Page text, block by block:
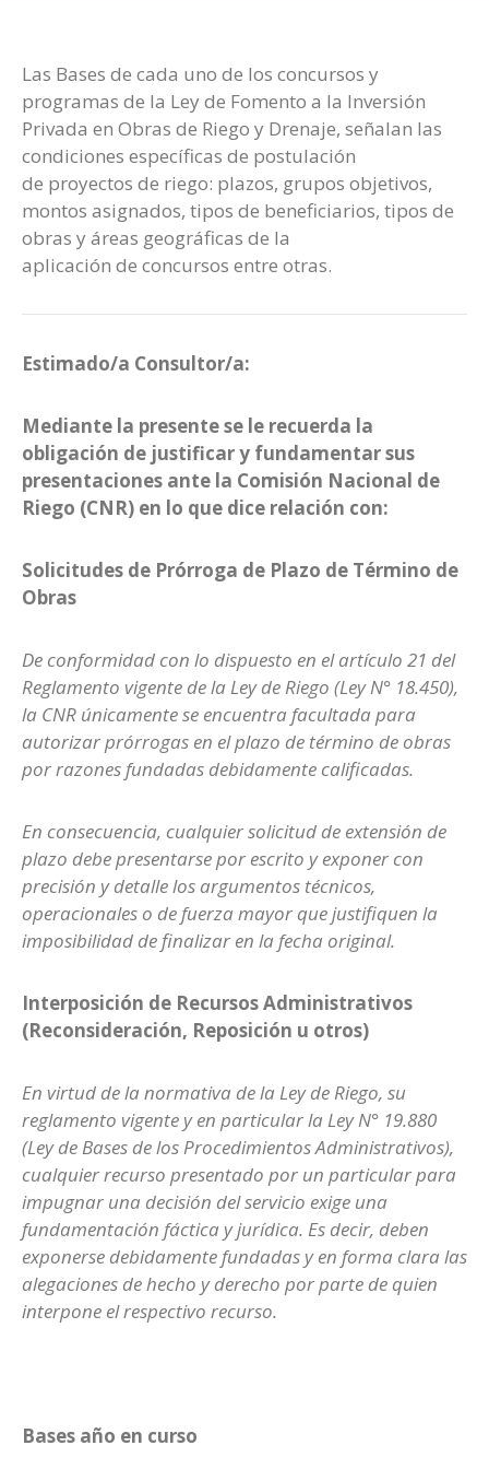
Las Bases de cada uno de los concursos y
programas de la Ley de Fomento a la Inversión
Privada en Obras de Riego y Drenaje, señalan las
condiciones específicas de postulación
de proyectos de riego: plazos, grupos objetivos,
montos asignados, tipos de beneficiarios, tipos de
obras y áreas geográficas de la
aplicación de concursos entre otras.
Estimado/a Consultor/a:
Mediante la presente se le recuerda la
obligación de justificar y fundamentar sus
presentaciones ante la Comisión Nacional de
Riego (CNR) en lo que dice relación con:
Solicitudes de Prórroga de Plazo de Término de
Obras
De conformidad con lo dispuesto en el artículo 21 del
Reglamento vigente de la Ley de Riego (Ley N° 18.450),
la CNR únicamente se encuentra facultada para
autorizar prórrogas en el plazo de término de obras
por razones fundadas debidamente calificadas.
En consecuencia, cualquier solicitud de extensión de
plazo debe presentarse por escrito y exponer con
precisión y detalle los argumentos técnicos,
operacionales o de fuerza mayor que justifiquen la
imposibilidad de finalizar en la fecha original.
Interposición de Recursos Administrativos
(Reconsideración, Reposición u otros)
En virtud de la normativa de la Ley de Riego, su
reglamento vigente y en particular la Ley N° 19.880
(Ley de Bases de los Procedimientos Administrativos),
cualquier recurso presentado por un particular para
impugnar una decisión del servicio exige una
fundamentación fáctica y jurídica. Es decir, deben
exponerse debidamente fundadas y en forma clara las
alegaciones de hecho y derecho por parte de quien
interpone el respectivo recurso.
Bases año en curso